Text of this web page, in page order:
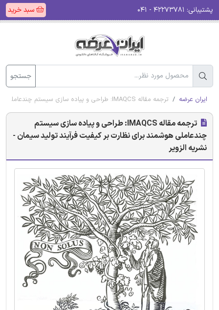
پشتیبانی: سبد خرید
جستجو
ایران عرضه ترجمه مقاله IMAQCS: طراحی و پیاده سازی سیستم چندعاملی هوشمند برای نظارت بر کیفیت فرآیند تولید سیمان - نشریه الزویر
ترجمه مقاله IMAQCS: طراحی و پیاده سازی سیستم
چندعاملی هوشمند برای نظارت بر کیفیت فرآیند تولید سیمان -
نشریه الزویر